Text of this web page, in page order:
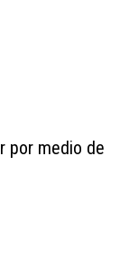
por medio de